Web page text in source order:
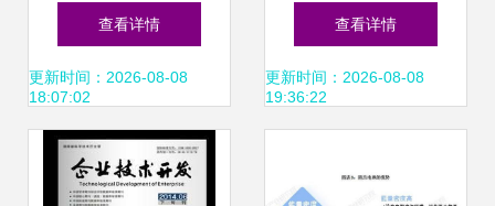
字化战略布局,进一
步推动行业智能化
发展
查看详情
更新时间：2026-08-08
18:07:02
生产力，链主企业
引领技术开发新浪
查看详情
更新时间：2026-08-08
19:36:22